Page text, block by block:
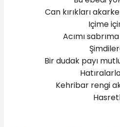
Can kırıkları
Içime
Acımı
Bir dudak payı
Kehribar rengi